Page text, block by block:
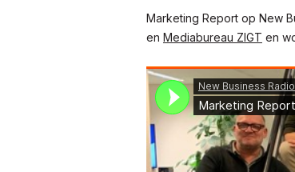
Marketing Report op New
en Mediabureau ZIGT en